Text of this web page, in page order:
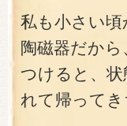
私も小さい
陶磁器だか
つけると、
れて帰ってき